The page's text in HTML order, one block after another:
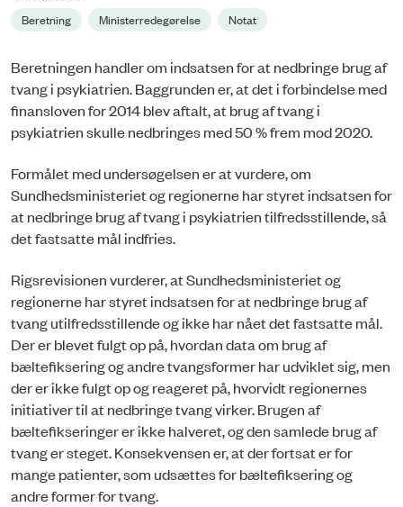
Beretning Ministerredegørelse Notat
Beretningen handler om indsatsen for at nedbringe brug af
tvang i psykiatrien. Baggrunden er, at det i forbindelse med
finansloven for 2014 blev aftalt, at brug af tvang i
psykiatrien skulle nedbringes med 50 % frem mod 2020.
Formålet med undersøgelsen er at vurdere, om
Sundhedsministeriet og regionerne har styret indsatsen for
at nedbringe brug af tvang i psykiatrien tilfredsstillende, så
det fastsatte mål indfries.
Rigsrevisionen vurderer, at Sundhedsministeriet og
regionerne har styret indsatsen for at nedbringe brug af
tvang utilfredsstillende og ikke har nået det fastsatte mål.
Der er blevet fulgt op på, hvordan data om brug af
bæltefiksering og andre tvangsformer har udviklet sig, men
der er ikke fulgt op og reageret på, hvorvidt regionernes
initiativer til at nedbringe tvang virker. Brugen af
bæltefikseringer er ikke halveret, og den samlede brug af
tvang er steget. Konsekvensen er, at der fortsat er for
mange patienter, som udsættes for bæltefiksering og
andre former for tvang.